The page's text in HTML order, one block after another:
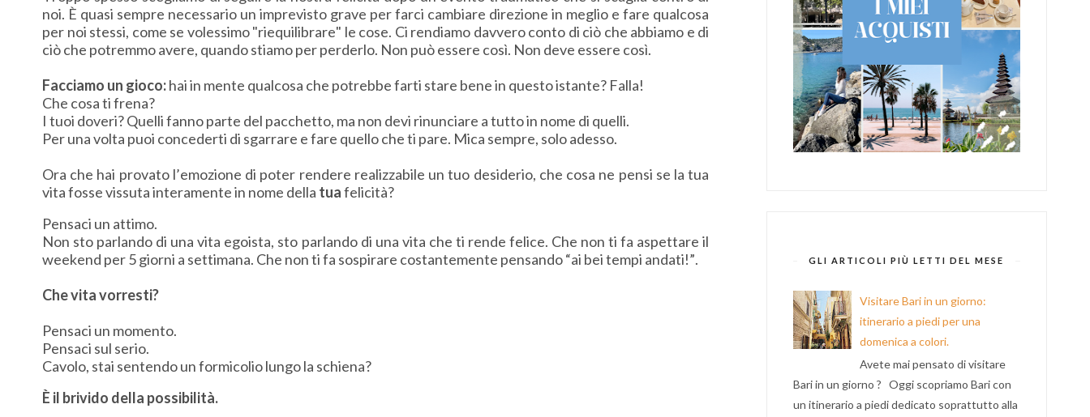
noi. È quasi sempre necessario un imprevisto grave per farci cambiare direzione in meglio e fare qualcosa
per noi stessi, come se volessimo "riequilibrare" le cose. Ci rendiamo davvero conto di ciò che abbiamo e di
ciò che potremmo avere, quando stiamo per perderlo. Non può essere così. Non deve essere così.
Facciamo un gioco:hai in mente qualcosa che potrebbe farti stare bene in questo istante? Falla!
Che cosa ti frena?
I tuoi doveri? Quelli fanno parte del pacchetto, ma non devi rinunciare a tutto in nome di quelli.
Per una volta puoi concederti di sgarrare e fare quello che ti pare. Mica sempre, solo adesso.
Ora che hai provato l’emozione di poter rendere realizzabile un tuo desiderio, che cosa ne pensi se la tua
vita fosse vissuta interamente in nome della tuafelicità?
Pensaci un attimo.
Non sto parlando di una vita egoista, sto parlando di una vita che ti rende felice. Che non ti fa aspettare il
weekend per 5 giorni a settimana. Che non ti fa sospirare costantemente pensando “ai bei tempi andati!”.
Che vita vorresti?
Pensaci un momento.
Pensaci sul serio.
Cavolo, stai sentendo un formicolio lungo la schiena?
È il brivido della possibilità.
GLI ARTICOLI PIÙ LETTI DEL MESE
Visitare Bari in un giorno:
itinerario a piedi per una
domenica a colori.
Avete mai pensato di visitare
Bari in un giorno ? Oggi scopriamo Bari con
un itinerario a piedi dedicato soprattutto alla